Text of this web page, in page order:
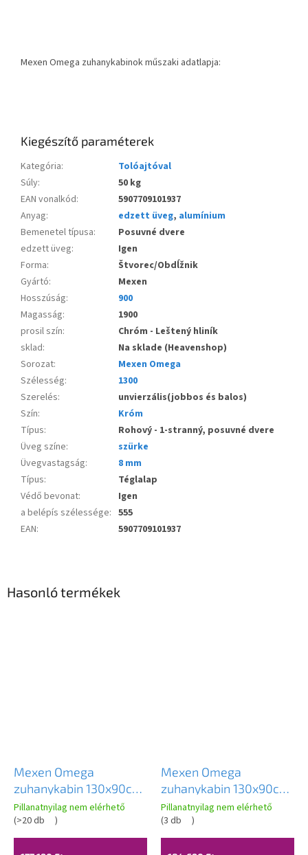
Mexen Omega zuhanykabinok műszaki adatlapja:
Kiegészítő paraméterek
Kategória:
Tolóajtóval
Súly:
50 kg
EAN vonalkód:
5907709101937
Anyag: edzett üveg, alumínium
Bemenetel típusa:
Posuvné dvere
edzett üveg:
Igen
Forma:
Štvorec/Obdĺžnik
Gyártó:
Mexen
Hosszúság:
900
Magasság:
1900
prosil szín:
Chróm - Leštený hliník
sklad:
Na sklade (Heavenshop)
Sorozat:
Mexen Omega
Szélesség:
1300
Szerelés:
unvierzális(jobbos és balos)
Szín:
Króm
Típus:
Rohový - 1-stranný, posuvné dvere
Üveg színe:
szürke
Üvegvastagság:
8 mm
Típus:
Téglalap
Védő bevonat:
Igen
a belépís szélessége: 555
EAN: 5907709101937
Hasonló termékek
Mexen Omega
zuhanykabin 130x90cm,
8mm-es üveg, króm
profil-átlátszó üveg,
825-130-090-01-00
Pillanatnyilag nem elérhető
(>20 db )
Mexen Omega
zuhanykabin 130x90cm,
8mm üveg, fekete
profil-átlátszó üveg,
825-130-090-70-00
Pillanatnyilag nem elérhető
(3 db )